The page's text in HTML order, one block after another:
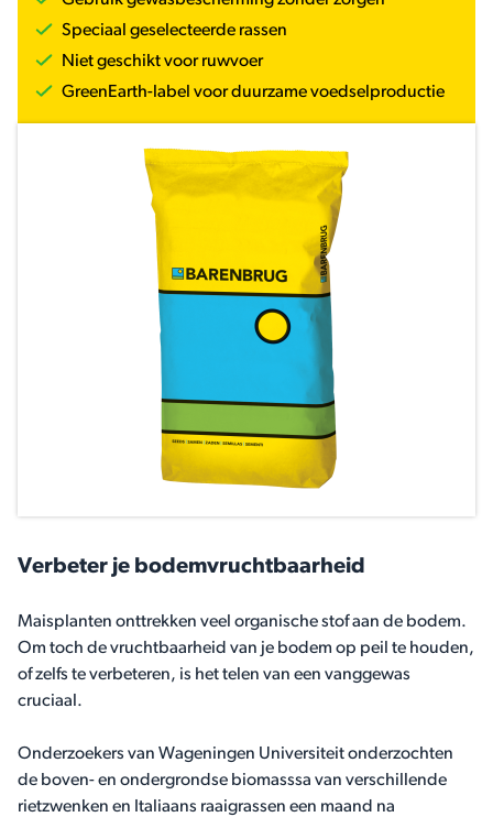
Speciaal geselecteerde rassen
Niet geschikt voor ruwvoer
GreenEarth-label voor duurzame voedselproductie
Verbeter je bodemvruchtbaarheid
Maisplanten onttrekken veel organische stof aan de bodem.
Om toch de vruchtbaarheid van je bodem op peil te houden,
of zelfs te verbeteren, is het telen van een vanggewas
cruciaal.
Onderzoekers van Wageningen Universiteit onderzochten
de boven- en ondergrondse biomasssa van verschillende
rietzwenken en Italiaans raaigrassen een maand na